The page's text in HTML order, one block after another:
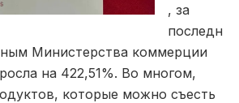
, за
последн
Министерства коммерции
на 422,51%. Во многом,
которые можно съесть